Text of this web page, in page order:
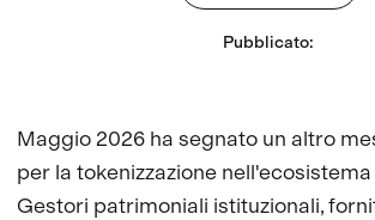
Pubblicato:
Maggio 2026 ha segnato un altro
per la tokenizzazione nell'ecosistema
Gestori patrimoniali istituzionali,